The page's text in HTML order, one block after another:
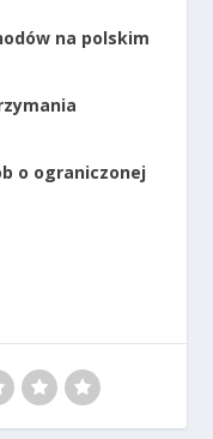
na polskim
o ograniczonej